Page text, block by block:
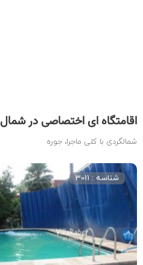
اقامتگاه ای اختصاصی در شمال
شمالگردی با کلی ماجرا، جوره
شناسه : 3011